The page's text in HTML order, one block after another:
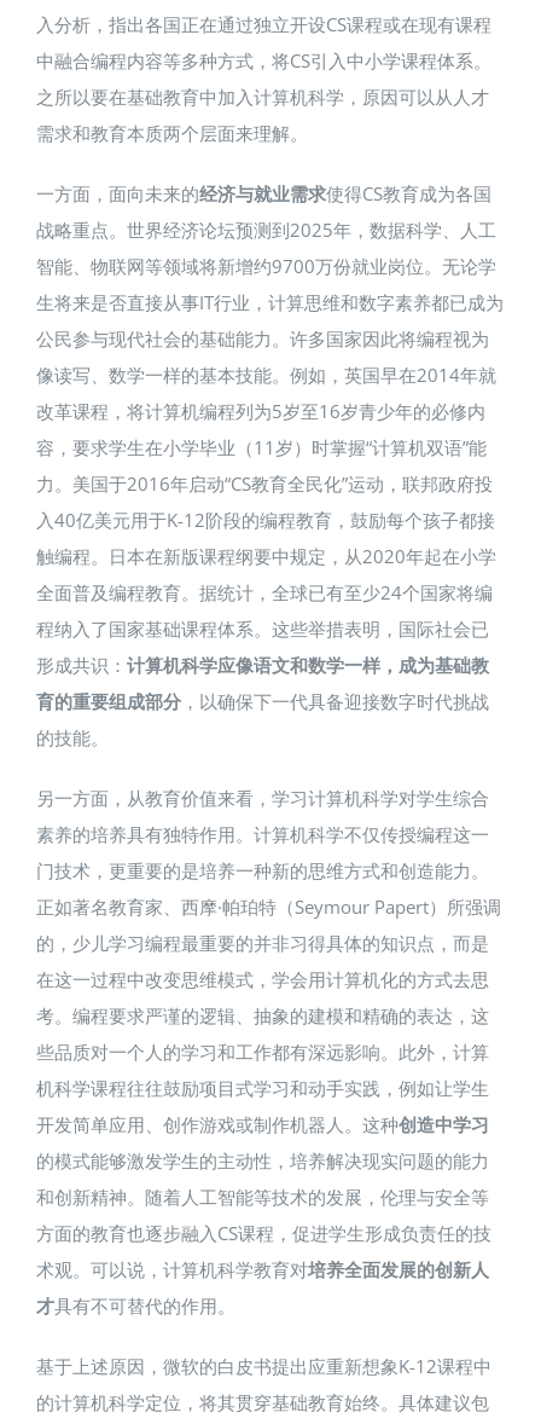
入分析，指出各国正在通过独立开设CS课程或在现有课程
中融合编程内容等多种方式，将CS引入中小学课程体系​。
之所以要在基础教育中加入计算机科学，原因可以从人才
需求和教育本质两个层面来理解。
一方面，面向未来的经济与就业需求使得CS教育成为各国
战略重点。世界经济论坛预测到2025年，数据科学、人工
智能、物联网等领域将新增约9700万份就业岗位。无论学
生将来是否直接从事IT行业，计算思维和数字素养都已成为
公民参与现代社会的基础能力。许多国家因此将编程视为
像读写、数学一样的基本技能。例如，英国早在2014年就
改革课程，将计算机编程列为5岁至16岁青少年的必修内
容，要求学生在小学毕业（11岁）时掌握“计算机双语”能
力。美国于2016年启动“CS教育全民化”运动，联邦政府投
入40亿美元用于K-12阶段的编程教育，鼓励每个孩子都接
触编程​。日本在新版课程纲要中规定，从2020年起在小学
全面普及编程教育。据统计，全球已有至少24个国家将编
程纳入了国家基础课程体系。这些举措表明，国际社会已
形成共识： 计算机科学应像语文和数学一样，成为基础教
育的重要组成部分，以确保下一代具备迎接数字时代挑战
的技能。
另一方面，从教育价值来看，学习计算机科学对学生综合
素养的培养具有独特作用。计算机科学不仅传授编程这一
门技术，更重要的是培养一种新的思维方式和创造能力。
正如著名教育家、西摩·帕珀特（Seymour Papert）所强调
的，少儿学习编程最重要的并非习得具体的知识点，而是
在这一过程中改变思维模式，学会用计算机化的方式去思
考​。编程要求严谨的逻辑、抽象的建模和精确的表达，这
些品质对一个人的学习和工作都有深远影响。此外，计算
机科学课程往往鼓励项目式学习和动手实践，例如让学生
开发简单应用、创作游戏或制作机器人。这种创造中学习
的模式能够激发学生的主动性，培养解决现实问题的能力
和创新精神。随着人工智能等技术的发展，伦理与安全等
方面的教育也逐步融入CS课程，促进学生形成负责任的技
术观。可以说，计算机科学教育对培养全面发展的创新人
才具有不可替代的作用。
基于上述原因，微软的白皮书提出应重新想象K-12课程中
的计算机科学定位，将其贯穿基础教育始终。具体建议包